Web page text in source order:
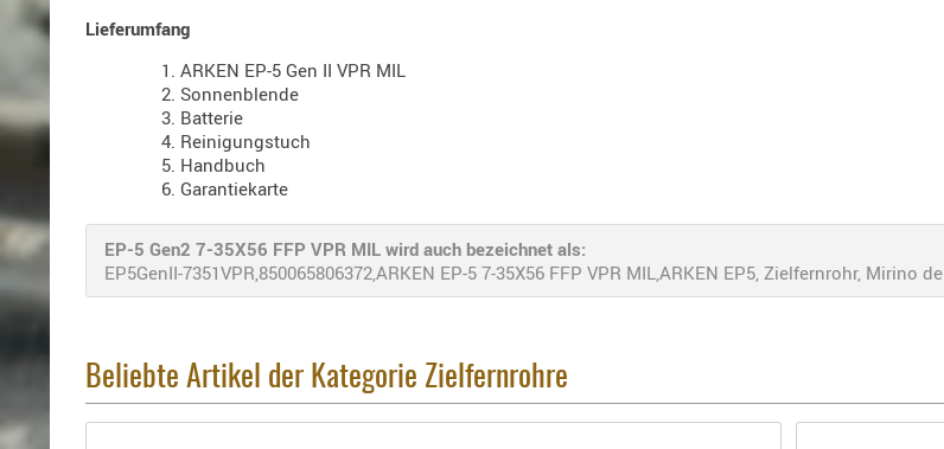
Lieferumfang
ARKEN EP-5 Gen II VPR MIL
Sonnenblende
Batterie
Reinigungstuch
Handbuch
Garantiekarte
EP-5 Gen2 7-35X56 FFP VPR MIL wird auch bezeichnet als:
EP5GenII-7351VPR,850065806372,ARKEN EP-5 7-35X56 FFP VPR MIL,ARKEN EP5, Zielfernrohr,
Beliebte Artikel der Kategorie Zielfernrohre